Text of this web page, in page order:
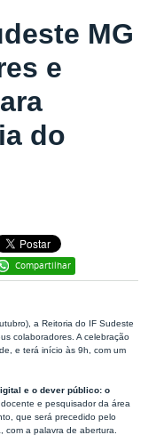
MG
e
do
Compartilhar
a Reitoria do IF Sudeste
colaboradores. A celebração
e terá início às 9h, com um
e o dever público: o
e pesquisador da área
que será precedido pelo
com a palavra de abertura.